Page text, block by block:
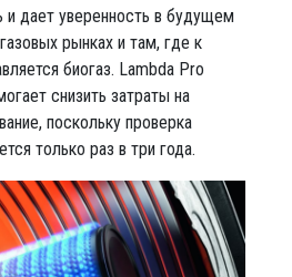
и дает уверенность в будущем
рынках и там, где к
биогаз. Lambda Pro
снизить затраты на
поскольку проверка
только раз в три года.